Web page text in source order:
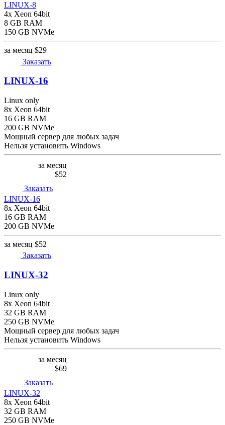
LINUX-8
4x Xeon 64bit
8 GB RAM
150 GB NVMe
за месяц $29
Заказать
LINUX-16
Linux only
8x Xeon 64bit
16 GB RAM
200 GB NVMe
Мощный сервер для любых задач
Нельзя установить Windows
за месяц
$52
Заказать
LINUX-16
8x Xeon 64bit
16 GB RAM
200 GB NVMe
за месяц $52
Заказать
LINUX-32
Linux only
8x Xeon 64bit
32 GB RAM
250 GB NVMe
Мощный сервер для любых задач
Нельзя установить Windows
за месяц
$69
Заказать
LINUX-32
8x Xeon 64bit
32 GB RAM
250 GB NVMe